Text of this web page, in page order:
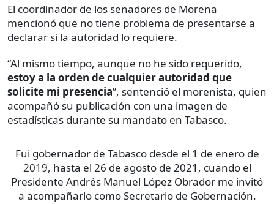
El coordinador de los senadores de Morena
mencionó que no tiene problema de presentarse a
declarar si la autoridad lo requiere.
“Al mismo tiempo, aunque no he sido requerido,
estoy a la orden de cualquier autoridad que
solicite mi presencia”, sentenció el morenista, quien
acompañó su publicación con una imagen de
estadísticas durante su mandato en Tabasco.
Fui gobernador de Tabasco desde el 1 de enero de
2019, hasta el 26 de agosto de 2021, cuando el
Presidente Andrés Manuel López Obrador me invitó
a acompañarlo como Secretario de Gobernación.